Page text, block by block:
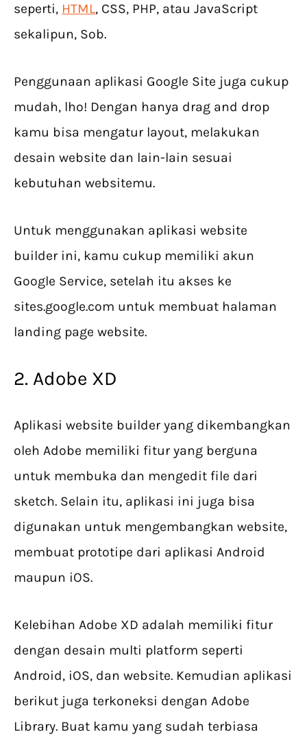
seperti, HTML, CSS, PHP, atau JavaScript
sekalipun, Sob.
Penggunaan aplikasi Google Site juga cukup
mudah, lho! Dengan hanya drag and drop
kamu bisa mengatur layout, melakukan
desain website dan lain-lain sesuai
kebutuhan websitemu.
Untuk menggunakan aplikasi website
builder ini, kamu cukup memiliki akun
Google Service, setelah itu akses ke
sites.google.com untuk membuat halaman
landing page website.
2. Adobe XD
Aplikasi website builder yang dikembangkan
oleh Adobe memiliki fitur yang berguna
untuk membuka dan mengedit file dari
sketch. Selain itu, aplikasi ini juga bisa
digunakan untuk mengembangkan website,
membuat prototipe dari aplikasi Android
maupun iOS.
Kelebihan Adobe XD adalah memiliki fitur
dengan desain multi platform seperti
Android, iOS, dan website. Kemudian aplikasi
berikut juga terkoneksi dengan Adobe
Library. Buat kamu yang sudah terbiasa